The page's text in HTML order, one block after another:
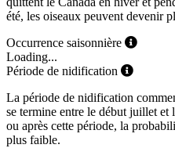
été, les oiseaux peuvent devenir
Occurrence saisonnière
Loading...
Période de nidification
La période de nidification
se termine entre le début juillet
ou après cette période, la
plus faible.